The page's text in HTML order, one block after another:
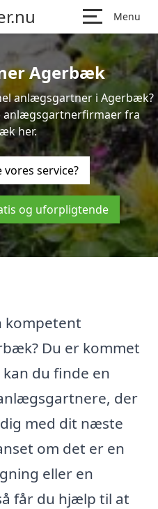
Menu
Agerbæk
anlægsgartner i Agerbæk?
anlægsgartnerfirmaer fra
her.
service?
og uforpligtende
kompetent
Du er kommet
du finde en
der
med dit næste
om det er en
eller en
får du hjælp til at